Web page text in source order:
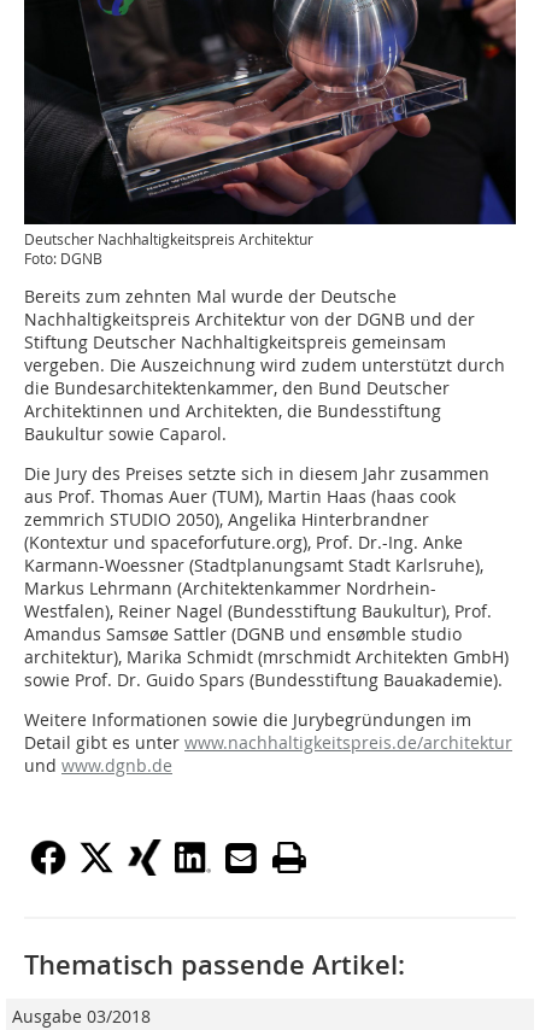
Deutscher Nachhaltigkeitspreis Architektur
Foto: DGNB
Bereits zum zehnten Mal wurde der Deutsche
Nachhaltigkeitspreis Architektur von der DGNB und der
Stiftung Deutscher Nachhaltigkeitspreis gemeinsam
vergeben. Die Auszeichnung wird zudem unterstützt durch
die Bundesarchitektenkammer, den Bund Deutscher
Architektinnen und Architekten, die Bundesstiftung
Baukultur sowie Caparol.
Die Jury des Preises setzte sich in diesem Jahr zusammen
aus Prof. Thomas Auer (TUM), Martin Haas (haas cook
zemmrich STUDIO 2050), Angelika Hinterbrandner
(Kontextur und spaceforfuture.org), Prof. Dr.-Ing. Anke
Karmann-Woessner (Stadtplanungsamt Stadt Karlsruhe),
Markus Lehrmann (Architektenkammer Nordrhein-
Westfalen), Reiner Nagel (Bundesstiftung Baukultur), Prof.
Amandus Samsøe Sattler (DGNB und ensømble studio
architektur), Marika Schmidt (mrschmidt Architekten GmbH)
sowie Prof. Dr. Guido Spars (Bundesstiftung Bauakademie).
Weitere Informationen sowie die Jurybegründungen im
Detail gibt es unter www.nachhaltigkeitspreis.de/architektur
und www.dgnb.de
Thematisch passende Artikel:
Ausgabe 03/2018